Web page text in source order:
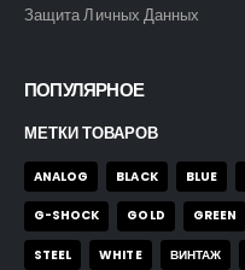
Защита Личных Данных
ПОПУЛЯРНОЕ
МЕТКИ ТОВАРОВ
ANALOG BLACK BLUE
G-SHOCK GOLD GREEN
STEEL WHITE ВИНТАЖ